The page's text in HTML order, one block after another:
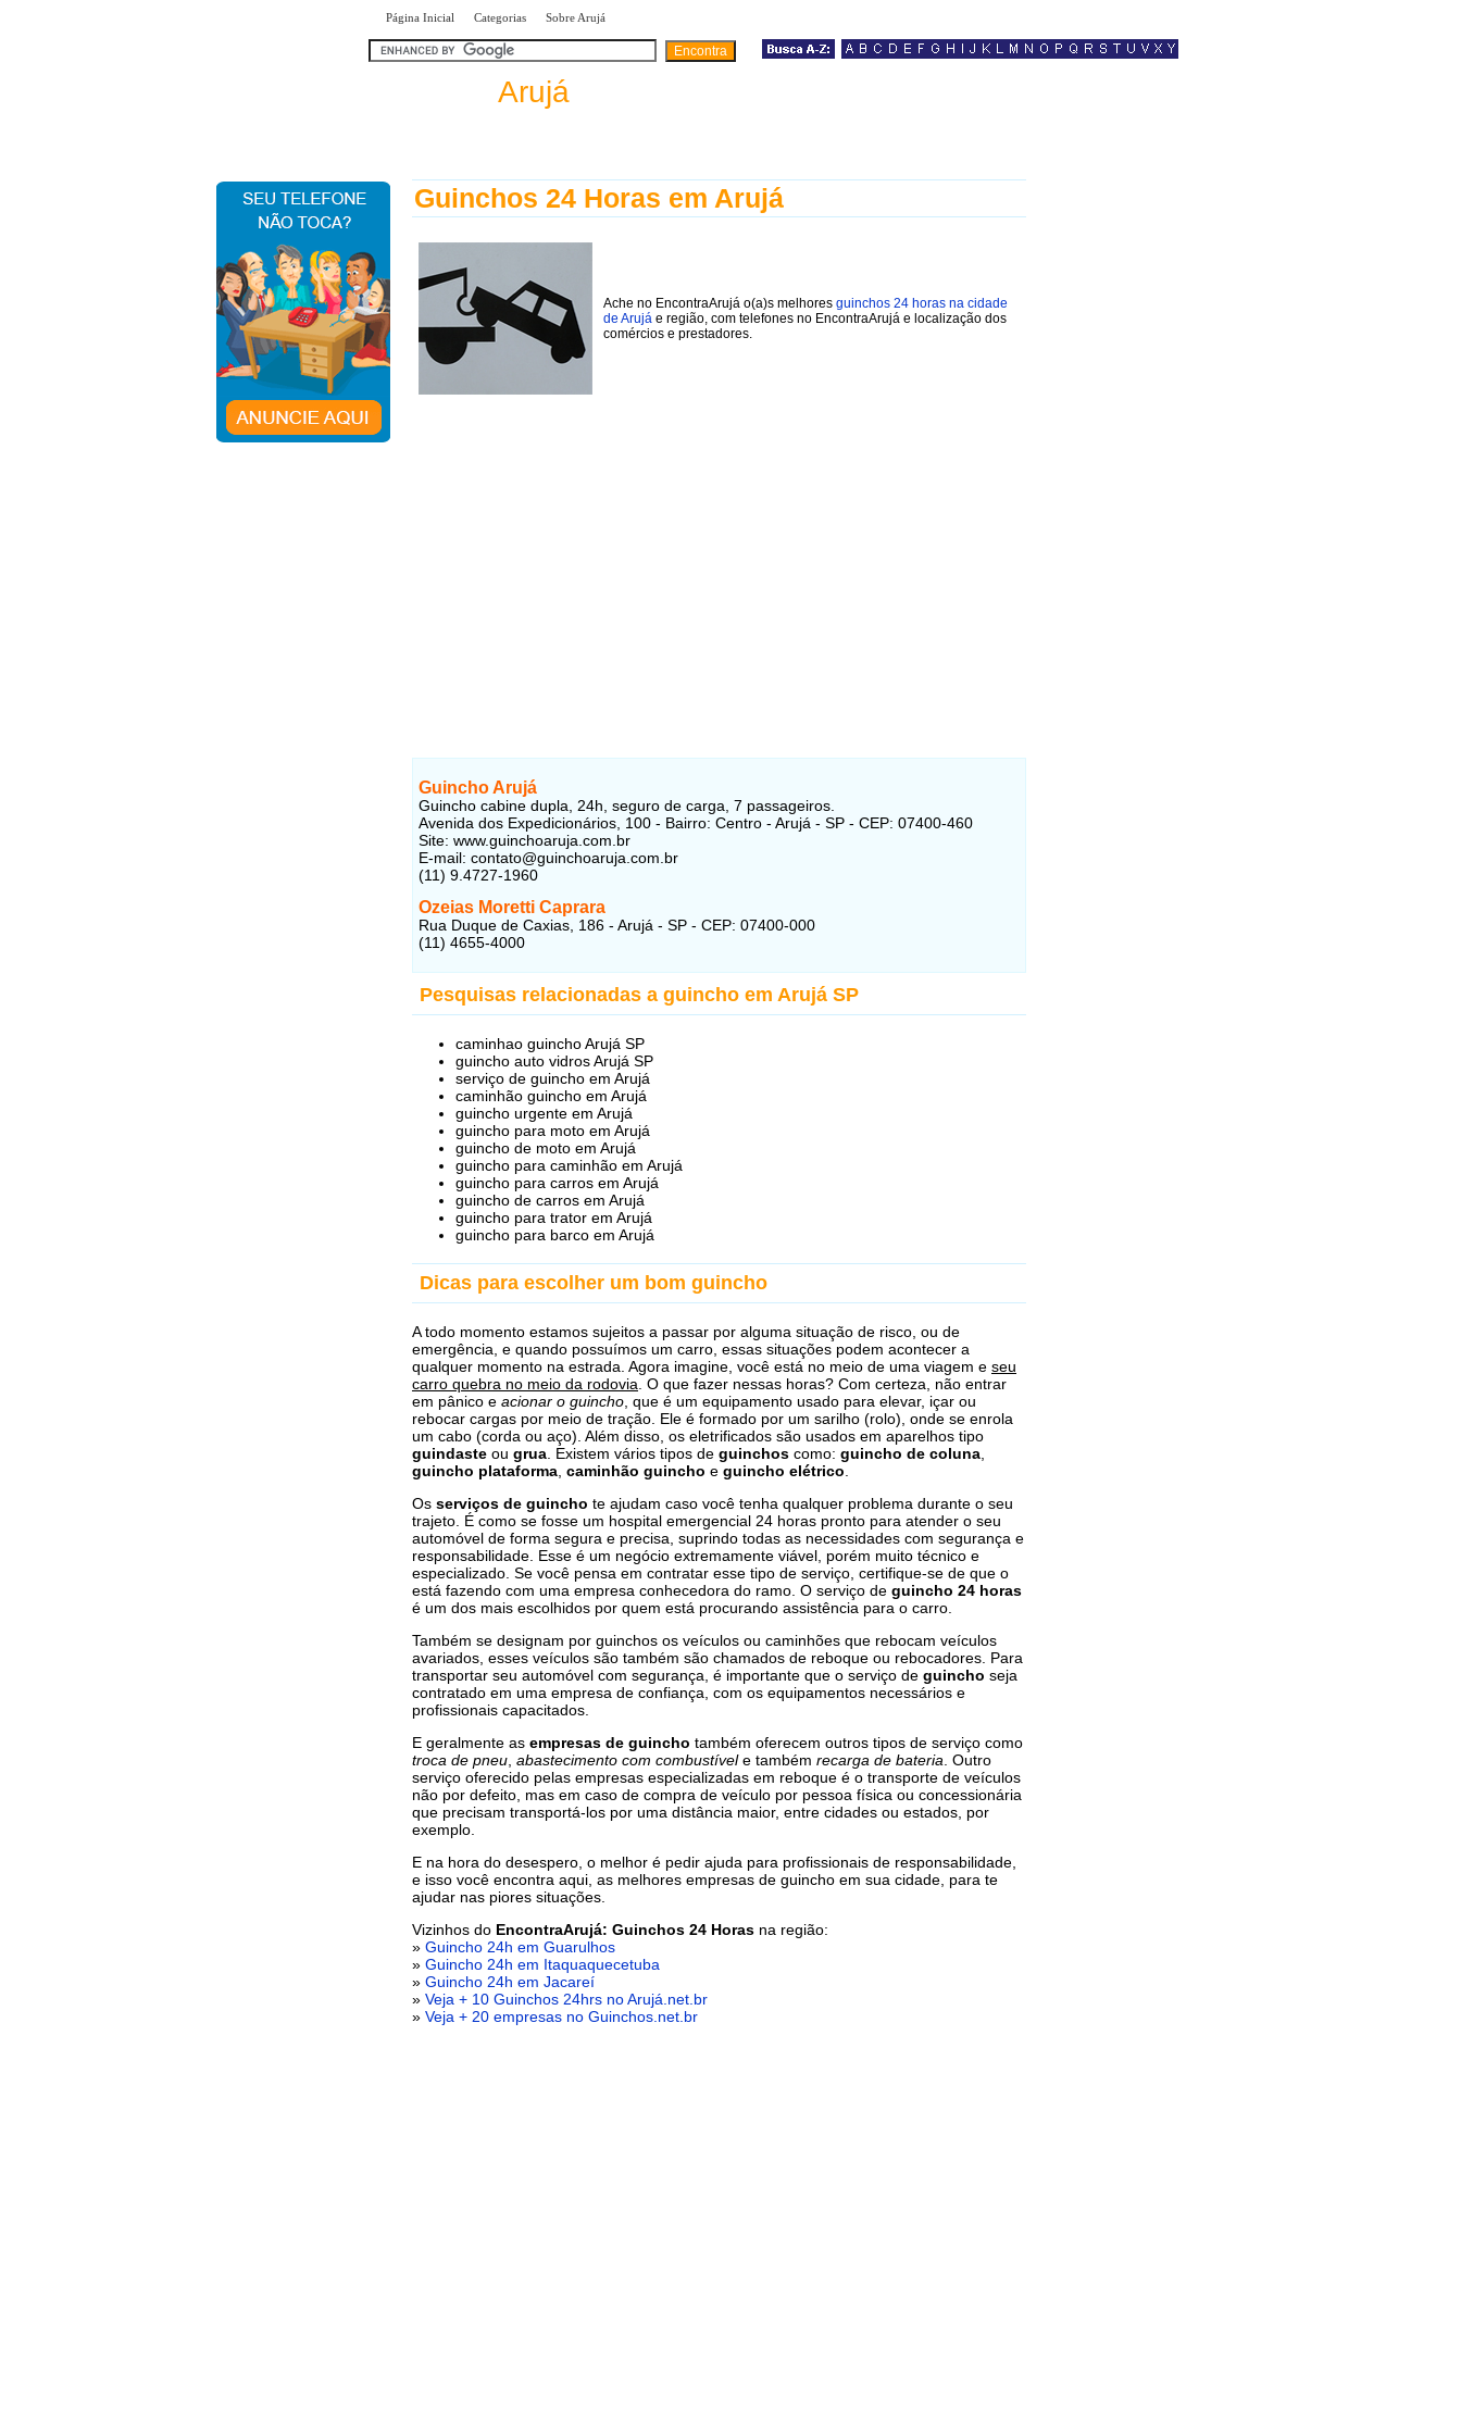
Página Inicial Categorias Sobre Arujá
Arujá
Guinchos 24 Horas em Arujá
Ache no EncontraArujá o(a)s melhores guinchos 24 horas na cidade
de Arujá e região, com telefones no EncontraArujá e localização dos
comércios e prestadores.
Guincho Arujá
Guincho cabine dupla, 24h, seguro de carga, 7 passageiros.
Avenida dos Expedicionários, 100 - Bairro: Centro - Arujá - SP - CEP: 07400-460
Site: www.guinchoaruja.com.br
E-mail: contato@guinchoaruja.com.br
(11) 9.4727-1960
Ozeias Moretti Caprara
Rua Duque de Caxias, 186 - Arujá - SP - CEP: 07400-000
(11) 4655-4000
Pesquisas relacionadas a guincho em Arujá SP
caminhao guincho Arujá SP
guincho auto vidros Arujá SP
serviço de guincho em Arujá
caminhão guincho em Arujá
guincho urgente em Arujá
guincho para moto em Arujá
guincho de moto em Arujá
guincho para caminhão em Arujá
guincho para carros em Arujá
guincho de carros em Arujá
guincho para trator em Arujá
guincho para barco em Arujá
Dicas para escolher um bom guincho
A todo momento estamos sujeitos a passar por alguma situação de risco, ou de
emergência, e quando possuímos um carro, essas situações podem acontecer a
qualquer momento na estrada. Agora imagine, você está no meio de uma viagem e seu
carro quebra no meio da rodovia . O que fazer nessas horas? Com certeza, não entrar
em pânico e acionar o guincho , que é um equipamento usado para elevar, içar ou
rebocar cargas por meio de tração. Ele é formado por um sarilho (rolo), onde se enrola
um cabo (corda ou aço). Além disso, os eletrificados são usados em aparelhos tipo
guindaste ou grua . Existem vários tipos de guinchos como: guincho de coluna
guincho plataforma caminhão guincho e guincho elétrico
Os serviços de guincho te ajudam caso você tenha qualquer problema durante o seu
trajeto. É como se fosse um hospital emergencial 24 horas pronto para atender o seu
automóvel de forma segura e precisa, suprindo todas as necessidades com segurança e
responsabilidade. Esse é um negócio extremamente viável, porém muito técnico e
especializado. Se você pensa em contratar esse tipo de serviço, certifique-se de que o
está fazendo com uma empresa conhecedora do ramo. O serviço de guincho 24 horas
é um dos mais escolhidos por quem está procurando assistência para o carro.
Também se designam por guinchos os veículos ou caminhões que rebocam veículos
avariados, esses veículos são também são chamados de reboque ou rebocadores. Para
transportar seu automóvel com segurança, é importante que o serviço de guincho seja
contratado em uma empresa de confiança, com os equipamentos necessários e
profissionais capacitados.
E geralmente as empresas de guincho também oferecem outros tipos de serviço como
troca de pneu abastecimento com combustívele também recarga de bateria . Outro
serviço oferecido pelas empresas especializadas em reboque é o transporte de veículos
não por defeito, mas em caso de compra de veículo por pessoa física ou concessionária
que precisam transportá-los por uma distância maior, entre cidades ou estados, por
exemplo.
E na hora do desespero, o melhor é pedir ajuda para profissionais de responsabilidade,
e isso você encontra aqui, as melhores empresas de guincho em sua cidade, para te
ajudar nas piores situações.
Vizinhos do EncontraArujá: Guinchos 24 Horas na região:
» Guincho 24h em Guarulhos
» Guincho 24h em Itaquaquecetuba
» Guincho 24h em Jacareí
» Veja + 10 Guinchos 24hrs no Arujá.net.br
» Veja + 20 empresas no Guinchos.net.br